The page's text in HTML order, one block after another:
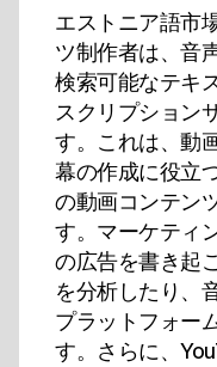
エストニア語市
ツ制作者は、音
検索可能なテキ
スクリプション
す。これは、動
幕の作成に役立
の動画コンテン
す。マーケティ
の広告を書き起
を分析したり、
プラットフォー
す。さらに、